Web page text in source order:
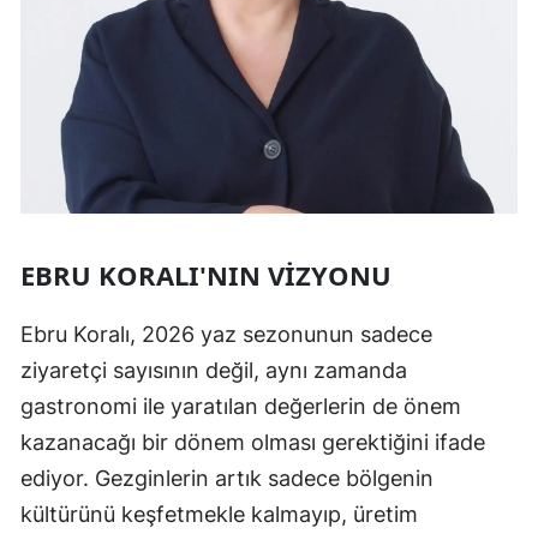
EBRU KORALI'NIN VIZYONU
Ebru Koralı, 2026 yaz sezonunun sadece
ziyaretçi sayısının değil, aynı zamanda
gastronomi ile yaratılan değerlerin de önem
kazanacağı bir dönem olması gerektiğini ifade
ediyor. Gezginlerin artık sadece bölgenin
kültürünü keşfetmekle kalmayıp, üretim